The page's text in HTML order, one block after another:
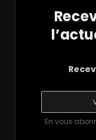
En vous